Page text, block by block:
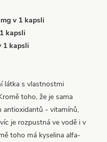
v 1 kapsli
kapsli
1 kapsli
látka s vlastnostmi
toho, že je sama
antioxidantů - vitamínů,
je rozpustná ve vodě i v
toho má kyselina alfa-